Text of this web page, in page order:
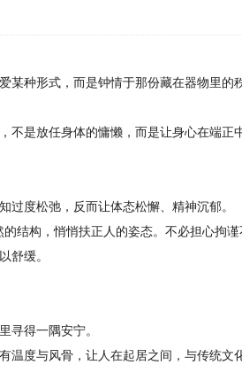
某种形式，而是钟情于那份藏在器物里的
不是放任身体的慵懒，而是让身心在端正
度松弛，反而让体态松懈、精神沉郁。
结构，悄悄扶正人的姿态。不必担心拘谨
舒缓。
寻得一隅安宁。
温度与风骨，让人在起居之间，与传统文